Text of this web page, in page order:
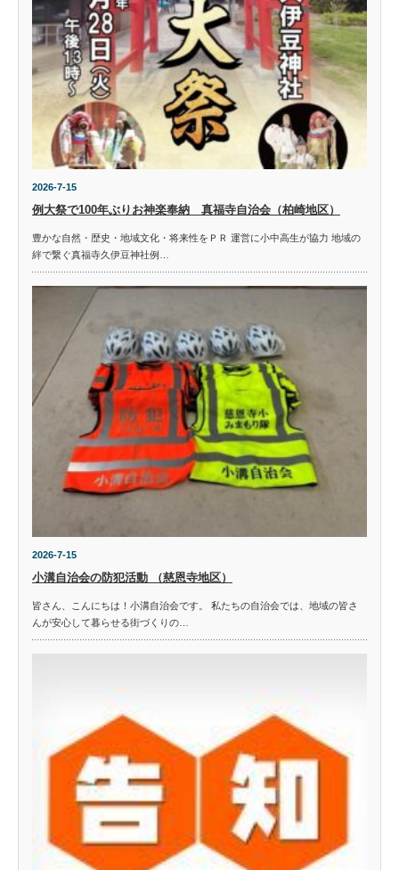
2026-7-15
例大祭で100年ぶりお神楽奉納 真福寺自治会（柏崎地区）
豊かな自然・歴史・地域文化・将来性をＰＲ 運営に小中高生が協力 地域の
絆で繋ぐ真福寺久伊豆神社例…
2026-7-15
小溝自治会の防犯活動 （慈恩寺地区）
皆さん、こんにちは！小溝自治会です。 私たちの自治会では、地域の皆さ
んが安心して暮らせる街づくりの…